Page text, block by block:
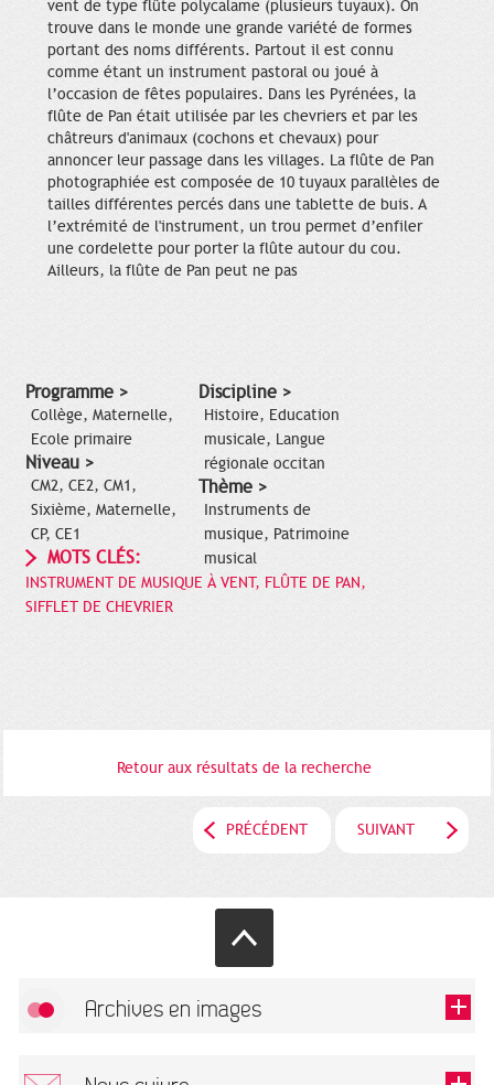
vent de type flûte polycalame (plusieurs tuyaux). On
trouve dans le monde une grande variété de formes
portant des noms différents. Partout il est connu
comme étant un instrument pastoral ou joué à
l’occasion de fêtes populaires. Dans les Pyrénées, la
flûte de Pan était utilisée par les chevriers et par les
châtreurs d'animaux (cochons et chevaux) pour
annoncer leur passage dans les villages. La flûte de Pan
photographiée est composée de 10 tuyaux parallèles de
tailles différentes percés dans une tablette de buis. A
l’extrémité de l'instrument, un trou permet d’enfiler
une cordelette pour porter la flûte autour du cou.
Ailleurs, la flûte de Pan peut ne pas
Programme >
Collège, Maternelle,
Ecole primaire
Niveau >
CM2, CE2, CM1,
Sixième, Maternelle,
CP, CE1
Discipline >
Histoire, Education
musicale, Langue
régionale occitan
Thème >
Instruments de
musique, Patrimoine
musical
MOTS CLÉS:
INSTRUMENT DE MUSIQUE À VENT, FLÛTE DE PAN,
SIFFLET DE CHEVRIER
Retour aux résultats de la recherche
PRÉCÉDENT SUIVANT
Archives en images